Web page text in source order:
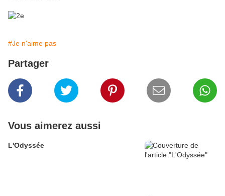
#Je n'aime pas
Partager
Vous aimerez aussi
L'Odyssée